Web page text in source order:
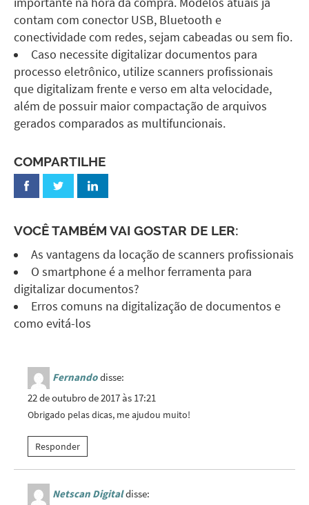
importante na hora da compra. Modelos atuais já
contam com conector USB, Bluetooth e
conectividade com redes, sejam cabeadas ou sem fio.
Caso necessite digitalizar documentos para
processo eletrônico, utilizescanners profissionais
que digitalizam frente e verso em alta velocidade,
além de possuir maior compactação de arquivos
gerados comparados as multifuncionais.
COMPARTILHE
VOCÊ TAMBÉM VAI GOSTAR DE LER:
As vantagens da locação de scanners profissionais
O smartphone é a melhor ferramenta para
digitalizar documentos?
Erros comuns na digitalização de documentos e
como evitá-los
Fernando disse:
22 de outubro de 2017 às 17:21
Obrigado pelas dicas, me ajudou muito!
Responder
Netscan Digital disse: